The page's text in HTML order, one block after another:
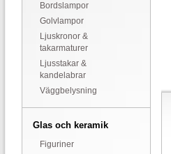
Bordslampor
Golvlampor
Ljuskronor &
takarmaturer
Ljusstakar &
kandelabrar
Väggbelysning
Glas och keramik
Figuriner